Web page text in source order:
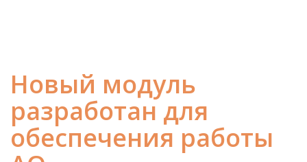
Новый модуль
разработан для
обеспечения работы